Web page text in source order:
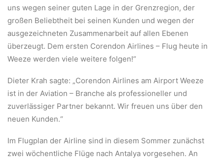
uns wegen seiner guten Lage in der Grenzregion, der
großen Beliebtheit bei seinen Kunden und wegen der
ausgezeichneten Zusammenarbeit auf allen Ebenen
überzeugt. Dem ersten Corendon Airlines – Flug heute in
Weeze werden viele weitere folgen!“
Dieter Krah sagte: „Corendon Airlines am Airport Weeze
ist in der Aviation – Branche als professioneller und
zuverlässiger Partner bekannt. Wir freuen uns über den
neuen Kunden.“
Im Flugplan der Airline sind in diesem Sommer zunächst
zwei wöchentliche Flüge nach Antalya vorgesehen. An